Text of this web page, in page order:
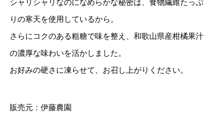
シャリシャリなのになめらかな秘密は、食物繊維たっぷ
りの寒天を使用しているから。
さらにコクのある粗糖で味を整え、和歌山県産柑橘果汁
の濃厚な味わいを活かしました。
お好みの硬さに凍らせて、お召し上がりください。
販売元： 伊藤農園